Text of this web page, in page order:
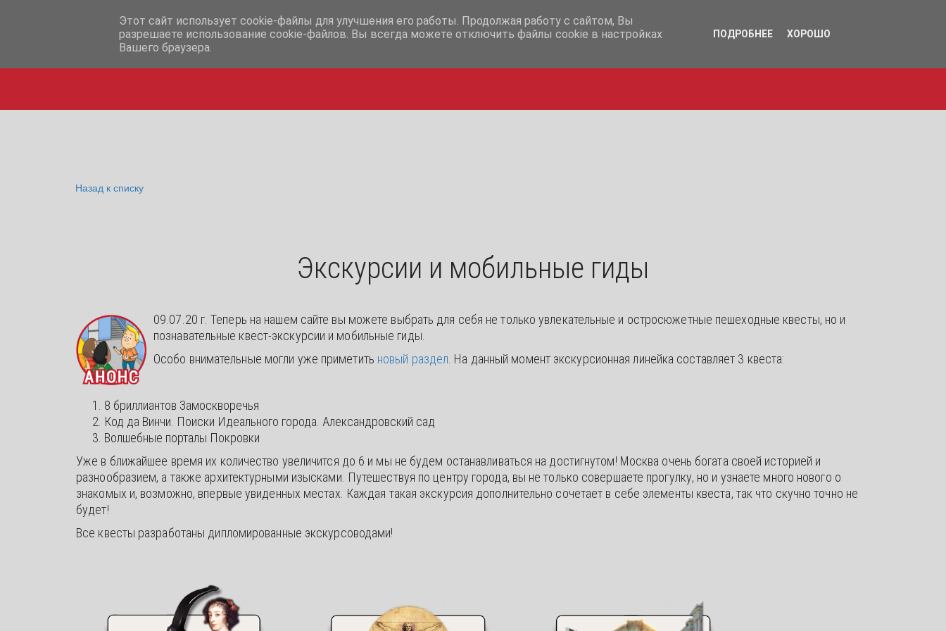
info@iq365.ru +7-995-12-07-365 +7-995-12-17-365
Назад к списку
Экскурсии и мобильные гиды
09.07.20 г. Теперь на нашем сайте вы можете выбрать для себя не только увлекательные и остросюжетные пешеходные квесты, но и
познавательные квест-экскурсии и мобильные гиды.
Особо внимательные могли уже приметить новый раздел . На данный момент экскурсионная линейка составляет 3 квеста:
8 бриллиантов Замоскворечья
Код да Винчи. Поиски Идеального города. Александровский сад
Волшебные порталы Покровки
Уже в ближайшее время их количество увеличится до 6 и мы не будем останавливаться на достигнутом! Москва очень богата своей историей и
разнообразием, а также архитектурными изысками. Путешествуя по центру города, вы не только совершаете прогулку, но и узнаете много нового о
знакомых и, возможно, впервые увиденных местах. Каждая такая экскурсия дополнительно сочетает в себе элементы квеста, так что скучно точно не
будет!
Все квесты разработаны дипломированные экскурсоводами!
Этот сайт использует cookie-файлы для улучшения его работы. Продолжая работу с сайтом, Вы
разрешаете использование cookie-файлов. Вы всегда можете отключить файлы cookie в настройках
Вашего браузера.
ПОДРОБНЕЕ ХОРОШО